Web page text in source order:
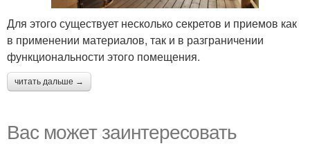
Для этого существует несколько секретов и приемов как
в применении материалов, так и в разграничении
функциональности этого помещения.
читать дальше →
Вас может заинтересовать